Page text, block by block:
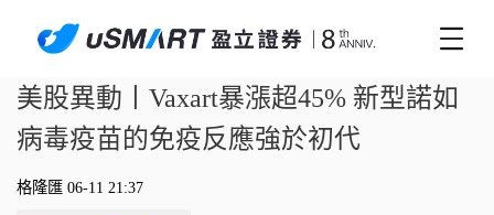
美股異動丨Vaxart暴漲超45% 新型諾如
病毒疫苗的免疫反應強於初代
格隆匯 06-11 21:37